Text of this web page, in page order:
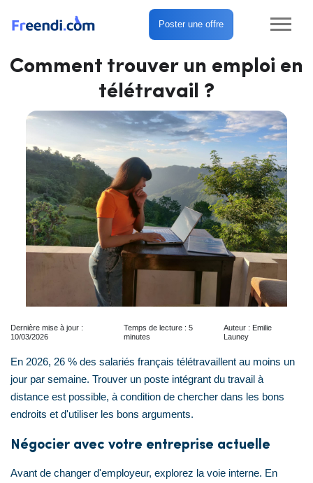
Poster une offre
Comment trouver un emploi en
télétravail ?
Dernière mise à jour :
10/03/2026
Temps de lecture : 5
minutes
Auteur : Emilie
Launey
En 2026, 26 % des salariés français télétravaillent au moins un
jour par semaine. Trouver un poste intégrant du travail à
distance est possible, à condition de chercher dans les bons
endroits et d'utiliser les bons arguments.
Négocier avec votre entreprise actuelle
Avant de changer d'employeur, explorez la voie interne. En